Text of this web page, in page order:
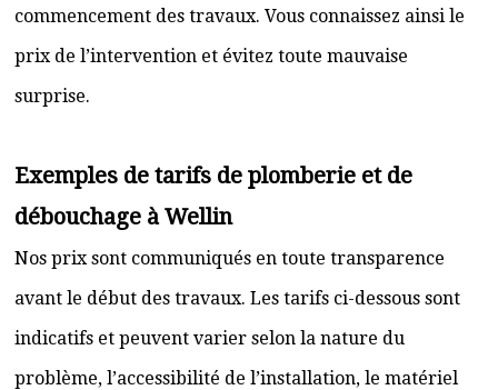
commencement des travaux. Vous connaissez ainsi le
prix de l’intervention et évitez toute mauvaise
surprise.
Exemples de tarifs de plomberie et de
débouchage à Wellin
Nos prix sont communiqués en toute transparence
avant le début des travaux. Les tarifs ci-dessous sont
indicatifs et peuvent varier selon la nature du
problème, l’accessibilité de l’installation, le matériel